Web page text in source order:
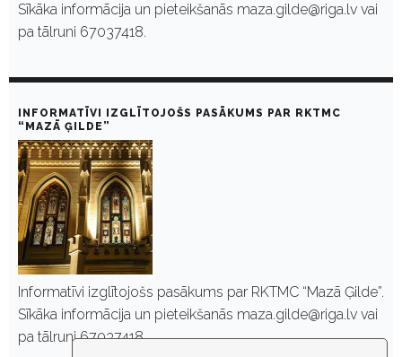
Sīkāka informācija un pieteikšanās maza.gilde@riga.lv vai
pa tālruni 67037418.
INFORMATĪVI IZGLĪTOJOŠS PASĀKUMS PAR RKTMC
“MAZĀ ĢILDE”
Informatīvi izglītojošs pasākums par RKTMC “Mazā Ģilde”.
Sīkāka informācija un pieteikšanās maza.gilde@riga.lv vai
pa tālruni 67037418.